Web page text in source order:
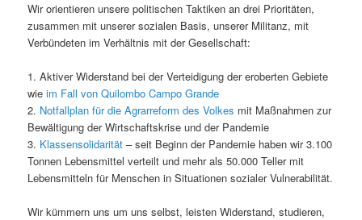
Wir orientieren unsere politischen Taktiken an drei Prioritäten,
zusammen mit unserer sozialen Basis, unserer Militanz, mit
Verbündeten im Verhältnis mit der Gesellschaft:
1. Aktiver Widerstand bei der Verteidigung der eroberten Gebiete
wieim Fall von Quilombo Campo Grande
2. Notfallplan für die Agrarreform des Volkes mit Maßnahmen zur
Bewältigung der Wirtschaftskrise und der Pandemie
3. Klassensolidarität– seit Beginn der Pandemie haben wir 3.100
Tonnen Lebensmittel verteilt und mehr als 50.000 Teller mit
Lebensmitteln für Menschen in Situationen sozialer Vulnerabilität.
Wir kümmern uns um uns selbst, leisten Widerstand, studieren,